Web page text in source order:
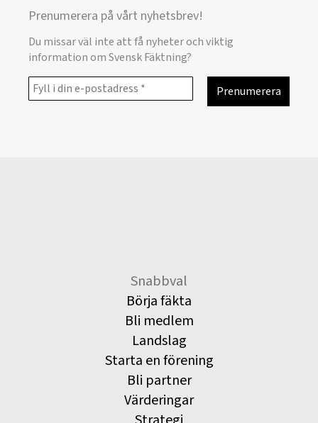
Prenumerera på vårt nyhetsbrev!
Du missar väl inte att få nyheter och viktig
information om Svensk Fäktning?
Snabbval
Börja fäkta
Bli medlem
Landslag
Starta en förening
Bli partner
Värderingar